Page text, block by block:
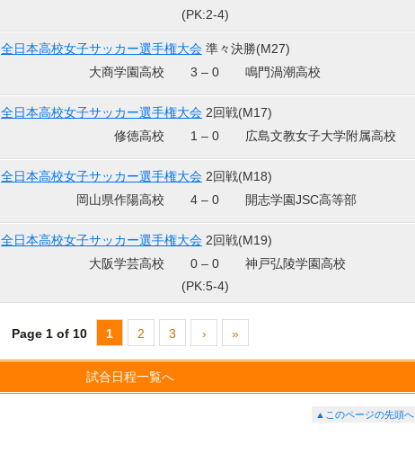
(PK:2-4)
全日本高校女子サッカー選手権大会 準々決勝(M27)
大商学園高校
3 – 0 鳴門渦潮高校
全日本高校女子サッカー選手権大会 2回戦(M17)
修徳高校
1 – 0 広島文教女子大学附属高校
全日本高校女子サッカー選手権大会 2回戦(M18)
岡山県作陽高校
4 – 0 開志学園JSC高等部
全日本高校女子サッカー選手権大会 2回戦(M19)
大阪学芸高校
0 – 0
神戸弘陵学園高校
(PK:5-4)
Page 1 of 10 1 2 3 › »
試合日程一覧へ
▲このページの先頭へ